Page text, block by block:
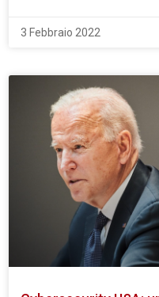
3 Febbraio 2022